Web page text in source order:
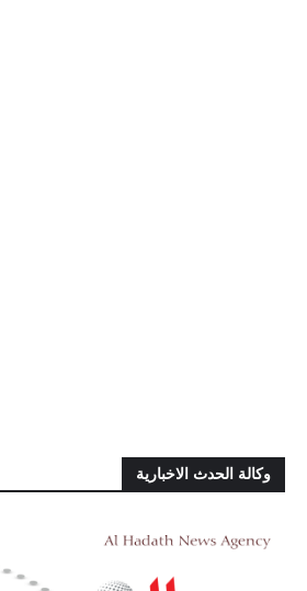
وكالة الحدث الاخبارية